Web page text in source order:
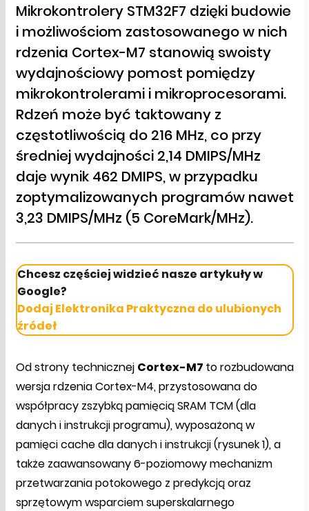
Mikrokontrolery STM32F7 dzięki budowie
i możliwościom zastosowanego w nich
rdzenia Cortex-M7 stanowią swoisty
wydajnościowy pomost pomiędzy
mikrokontrolerami i mikroprocesorami.
Rdzeń może być taktowany z
częstotliwością do 216 MHz, co przy
średniej wydajności 2,14 DMIPS/MHz
daje wynik 462 DMIPS, w przypadku
zoptymalizowanych programów nawet
3,23 DMIPS/MHz (5 CoreMark/MHz).
Chcesz częściej widzieć nasze artykuły w
Google?
Dodaj Elektronika Praktyczna do ulubionych
źródeł
Od strony technicznej Cortex-M7 to rozbudowana
wersja rdzenia Cortex-M4, przystosowana do
współpracy zszybką pamięcią SRAM TCM (dla
danych i instrukcji programu), wyposażoną w
pamięci cache dla danych i instrukcji (rysunek 1), a
także zaawansowany 6-poziomowy mechanizm
przetwarzania potokowego z predykcją oraz
sprzętowym wsparciem superskalarnego